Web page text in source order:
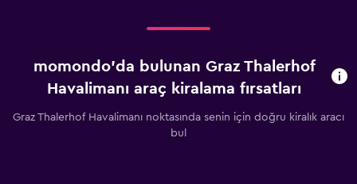
sayısı.
Range:
categories.
momondo'da bulunan Graz Thalerhof
Havalimanı araç kiralama fırsatları
Graz Thalerhof Havalimanı noktasında senin için doğru kiralık aracı
bul